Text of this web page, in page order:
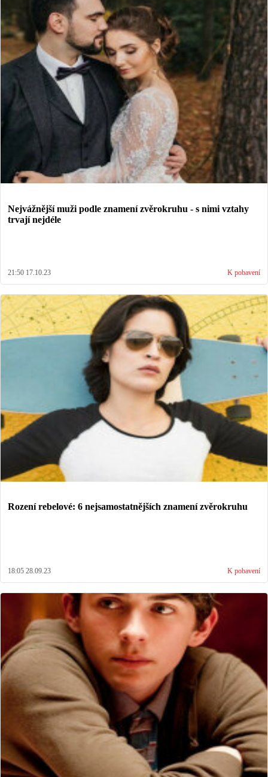
Nejvážnější muži podle znamení zvěrokruhu - s nimi vztahy
trvají nejdéle
21:50 17.10.23 K pobavení
Rození rebelové: 6 nejsamostatnějších znamení zvěrokruhu
18:05 28.09.23 K pobavení